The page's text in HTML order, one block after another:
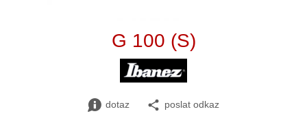
G 100 (S)
dotaz poslat odkaz